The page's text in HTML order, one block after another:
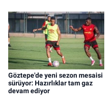
Göztepe'de yeni sezon mesaisi
sürüyor: Hazırlıklar tam gaz
devam ediyor